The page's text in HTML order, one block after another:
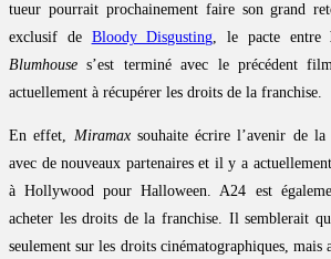
tueur pourrait prochainement faire son grand
exclusif de Bloody Disgusting, le pacte entre
Blumhouse s’est terminé avec le précédent
actuellement à récupérer les droits de la franchise.
En effet, Miramaxsouhaite écrire l’avenir de la
avec de nouveaux partenaires et il y a
à Hollywood pour Halloween. A24 est
acheter les droits de la franchise. Il semblerait
seulement sur les droits cinématographiques,